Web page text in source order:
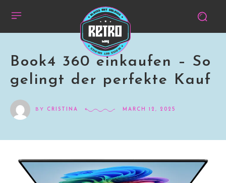
Book4 360 einkaufen – So
gelingt der perfekte Kauf
BY CRISTINA MARCH 12, 2025